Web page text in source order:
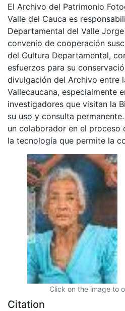
El Archivo del Patrimonio
Valle del Cauca es
Departamental del Valle
convenio de cooperación
del Cultura Departamental,
esfuerzos para su
divulgación del Archivo entre
Vallecaucana, especialmente
investigadores que visitan la
su uso y consulta
un colaborador en el proceso
la tecnología que permite la
Click on the image to
Citation